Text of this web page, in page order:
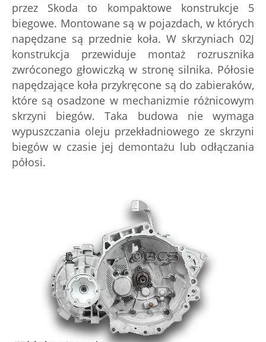
przez Skoda to kompaktowe konstrukcje 5
biegowe. Montowane są w pojazdach, w których
napędzane są przednie koła. W skrzyniach 02J
konstrukcja przewiduje montaż rozrusznika
zwróconego głowiczką w stronę silnika. Półosie
napędzające koła przykręcone są do zabieraków,
które są osadzone w mechanizmie różnicowym
skrzyni biegów. Taka budowa nie wymaga
wypuszczania oleju przekładniowego ze skrzyni
biegów w czasie jej demontażu lub odłączania
półosi.